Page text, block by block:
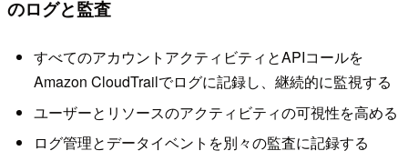
のログと監査
すべてのアカウントアクティビティとAPIコールを
Amazon CloudTrailでログに記録し、継続的に監視する
ユーザーとリソースのアクティビティの可視性を高める
ログ管理とデータイベントを別々の監査に記録する